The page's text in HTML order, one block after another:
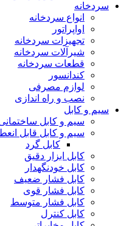
سردخانه
انواع سردخانه
اواپراتور
تجهیزات سردخانه
شیرآلات سردخانه
قطعات سردخانه
کندانسور
لوازم مصرفی
نصب و راه اندازی
سیم و کابل
سیم و کابل
سیم و کابل قابل
کابل گرد
کابل ابزار دقیق
کابل خودنگهدار
کابل فشار ضعیف
کابل فشار قوی
کابل فشار متوسط
کابل کنترل